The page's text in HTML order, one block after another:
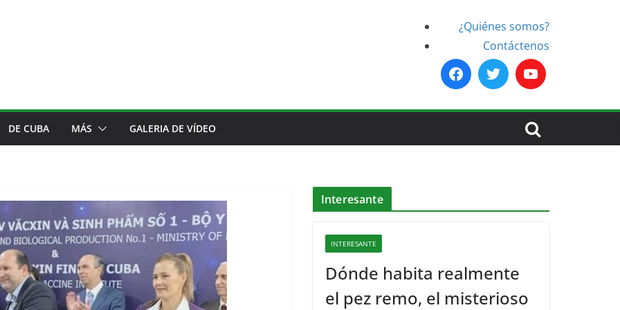
¿Quiénes somos?
Contáctenos
DE CUBA MÁS GALERIA DE VÍDEO
Interesante
INTERESANTE
Dónde habita realmente
el pez remo, el misterioso